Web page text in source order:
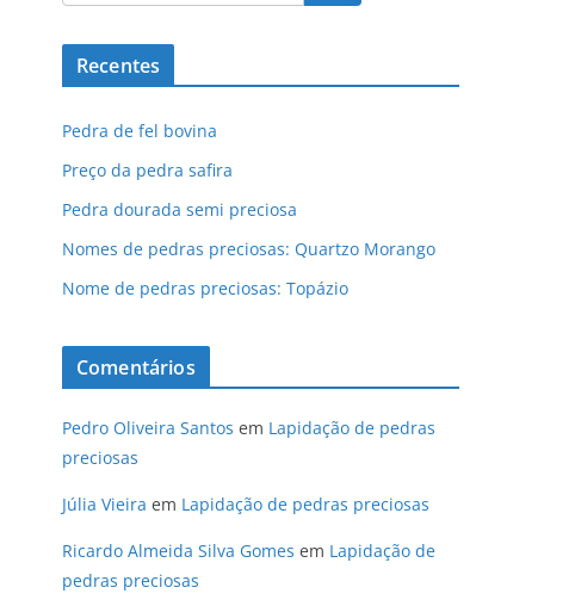
Recentes
Pedra de fel bovina
Preço da pedra safira
Pedra dourada semi preciosa
Nomes de pedras preciosas: Quartzo Morango
Nome de pedras preciosas: Topázio
Comentários
Pedro Oliveira Santos em Lapidação de pedras
preciosas
Júlia Vieira em Lapidação de pedras preciosas
Ricardo Almeida Silva Gomes em Lapidação de
pedras preciosas